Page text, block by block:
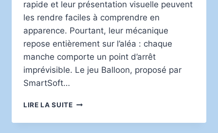
rapide et leur présentation visuelle peuvent
les rendre faciles à comprendre en
apparence. Pourtant, leur mécanique
repose entièrement sur l’aléa : chaque
manche comporte un point d’arrêt
imprévisible. Le jeu Balloon, proposé par
SmartSoft…
LIRE LA SUITECOMPRENDRE
JEUX